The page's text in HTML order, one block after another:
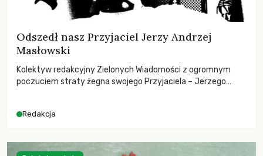
Odszedł nasz Przyjaciel Jerzy Andrzej
Masłowski
Kolektyw redakcyjny Zielonych Wiadomości z ogromnym
poczuciem straty żegna swojego Przyjaciela – Jerzego
Redakcja